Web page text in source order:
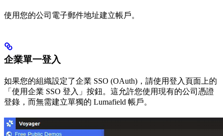
使用您的公司電子郵件地址建立帳戶。
企業單一登入
如果您的組織設定了企業 SSO (OAuth)，請使用登入頁面上的
「使用企業 SSO 登入」按鈕。這允許您使用現有的公司憑證
登錄，而無需建立單獨的 Lumafield 帳戶。